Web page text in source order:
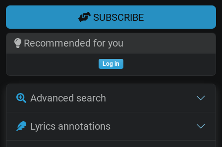
SUBSCRIBE
Recommended for you
Log in
Advanced search
Lyrics annotations